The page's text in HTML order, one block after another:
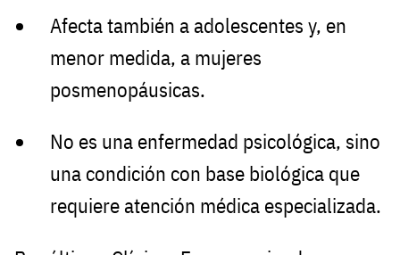
Afecta también a adolescentes y, en
menor medida, a mujeres
posmenopáusicas.
No es una enfermedad psicológica, sino
una condición con base biológica que
requiere atención médica especializada.